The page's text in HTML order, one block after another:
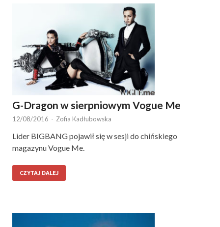
G-Dragon w sierpniowym Vogue Me
12/08/2016 - Zofia Kadłubowska
Lider BIGBANG pojawił się w sesji do chińskiego
magazynu Vogue Me.
CZYTAJ DALEJ